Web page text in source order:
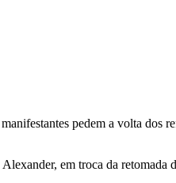
pedem a volta dos
em troca da retomada